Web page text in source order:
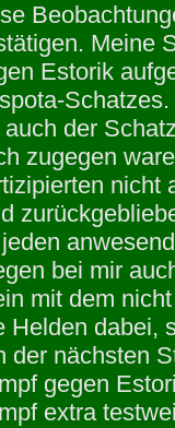
Meine
Estorik
auch der
zugegen
nicht
bei mir
mit dem
Helden dabei,
der nächsten
gegen
extra